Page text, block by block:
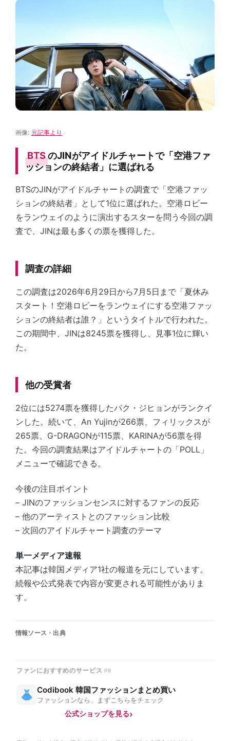
画像: 元記事より
BTSのJINがアイドルチャートで「空港ファ
ッションの終結者」に選ばれる
BTSのJINがアイドルチャートの調査で「空港ファッ
ションの終結者」として1位に選ばれた。空港ロビー
をランウェイのように演出するスターを問う今回の調
査で、JINは最も多くの票を獲得した。
調査の詳細
この調査は2026年6月29日から7月5日まで「夏休み
スタート！空港ロビーをランウェイにする空港ファッ
ションの終結者は誰？」というタイトルで行われた。
この期間中、JINは8245票を獲得し、見事1位に輝い
た。
他の受賞者
2位には5274票を獲得したパク・ジヒョンがランクイ
ンした。続いて、An Yujinが266票、フィリックスが
265票、G-DRAGONが115票、KARINAが56票を得
た。今回の調査結果はアイドルチャートの「POLL」
メニューで確認できる。
今後の注目ポイント
– JINのファッションセンスに対するファンの反応
– 他のアーティストとのファッション比較
– 次回のアイドルチャート調査のテーマ
単一メディア速報
本記事は韓国メディア1社の報道を元にしています。
続報や公式発表で内容が変更される可能性がありま
す。
情報ソース・出典
ファンにおすすめのサービス
Codibook 韓国ファッションまとめ買い
ファッションなら、まずこちらをチェック
公式ショップを見る